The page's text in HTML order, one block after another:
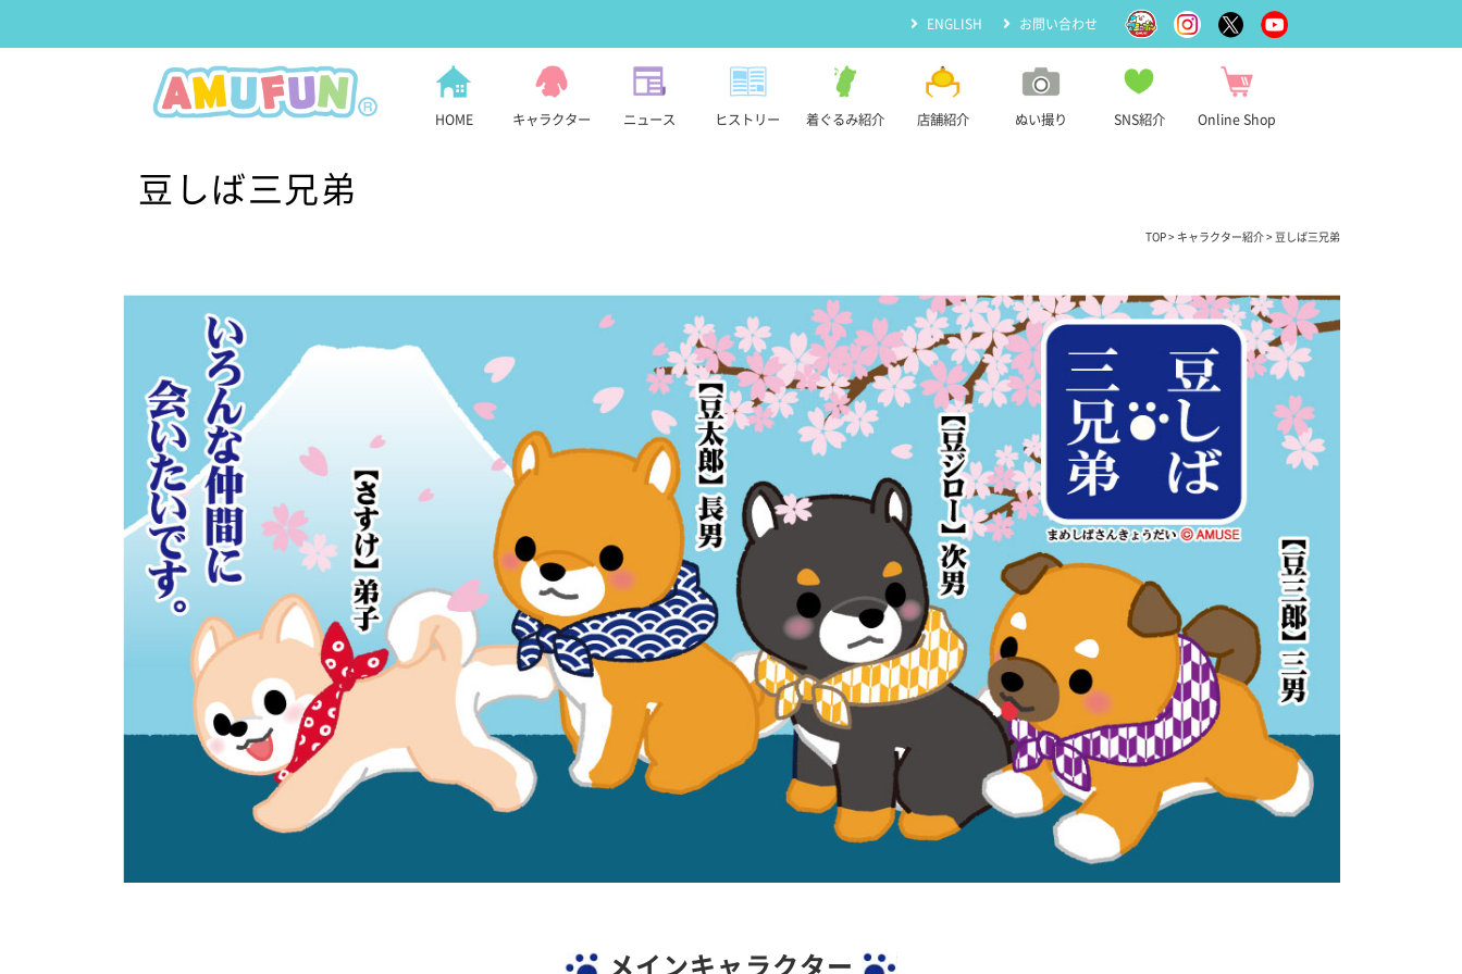
ENGLISH お問い合わせ
HOME キャラクター ニュース ヒストリー 着ぐるみ紹介 店舗紹介 ぬい撮り SNS紹介 Online Shop
豆しば三兄弟
TOP > キャラクター紹介 > 豆しば三兄弟
メインキャラクター